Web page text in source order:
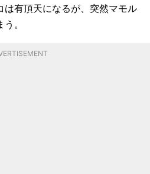
は有頂天になるが、突然マモル
。